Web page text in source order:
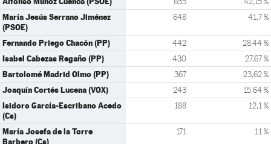
María Jesús Serrano Jiménez
(PSOE)
648 41,7 %
Fernando Priego Chacón (PP) 442 28,44 %
Isabel Cabezas Regaño (PP) 430 27,67 %
Bartolomé Madrid Olmo (PP) 367 23,62 %
Joaquín Cortés Lucena (VOX) 243 15,64 %
Isidoro García-Escribano Acedo
(Cs)
188 12,1 %
María Josefa de la Torre
Barbero (Cs)
171 11 %